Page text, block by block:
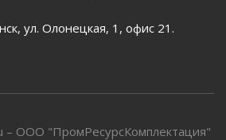
ул. Олонецкая, 1, офис 21.
– ООО "ПромРесурсКомплектация"